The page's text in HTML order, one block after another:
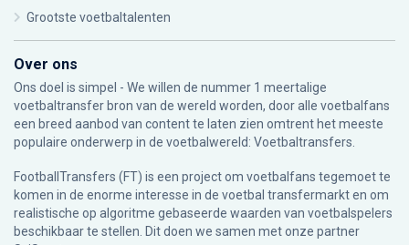
Grootste voetbaltalenten
Over ons
Ons doel is simpel - We willen de nummer 1 meertalige
voetbaltransfer bron van de wereld worden, door alle voetbalfans
een breed aanbod van content te laten zien omtrent het meeste
populaire onderwerp in de voetbalwereld: Voetbaltransfers.
FootballTransfers (FT) is een project om voetbalfans tegemoet te
komen in de enorme interesse in de voetbal transfermarkt en om
realistische op algoritme gebaseerde waarden van voetbalspelers
beschikbaar te stellen. Dit doen we samen met onze partner